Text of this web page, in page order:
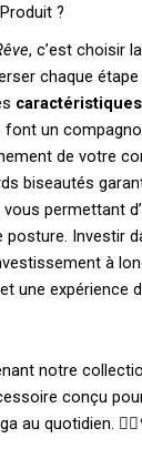
?
, c’est choisir
chaque
caractéristiques
font un
de votre
biseautés
permettant
posture. Investir
à
une expérience
notre
conçu
au quotidien.